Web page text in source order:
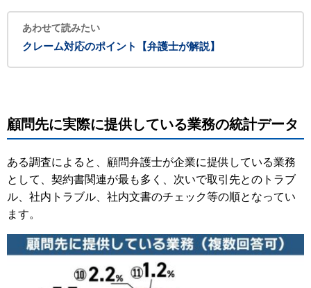
あわせて読みたい
クレーム対応のポイント【弁護士が解説】
顧問先に実際に提供している業務の統計データ
ある調査によると、顧問弁護士が企業に提供している業務
として、契約書関連が最も多く、次いで取引先とのトラブ
ル、社内トラブル、社内文書のチェック等の順となってい
ます。